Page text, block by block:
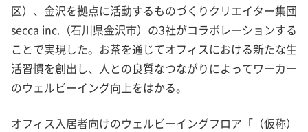
区）、金沢を拠点に活動するものづくりクリエイター集団
secca inc.（石川県金沢市）の3社がコラボレーションする
ことで実現した。お茶を通じてオフィスにおける新たな生
活習慣を創出し、人との良質なつながりによってワーカー
のウェルビーイング向上をはかる。
オフィス入居者向けのウェルビーイングフロア「（仮称）